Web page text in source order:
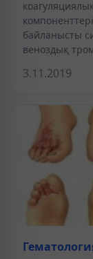
байланысты
веноздық
3.11.2019